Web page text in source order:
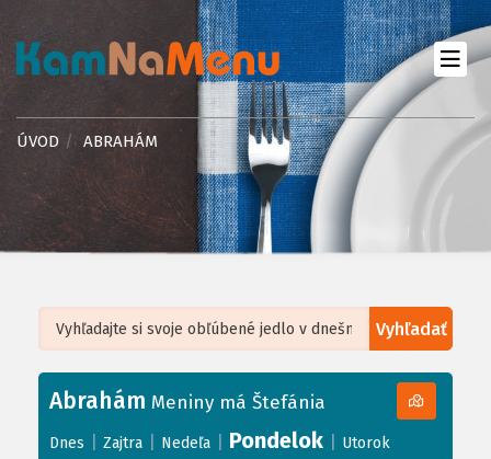
ÚVOD ABRAHÁM
Vyhľadať
+
−
Leaflet| ©OpenStreetMap, Tiles courtesy ofHumanitarian OpenStreetMap
Abrahám Meniny má Štefánia
Dnes Zajtra Nedeľa Pondelok Utorok